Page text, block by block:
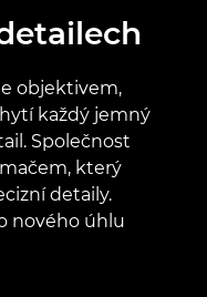
objektivem,
každý jemný
Společnost
který
detaily.
nového úhlu